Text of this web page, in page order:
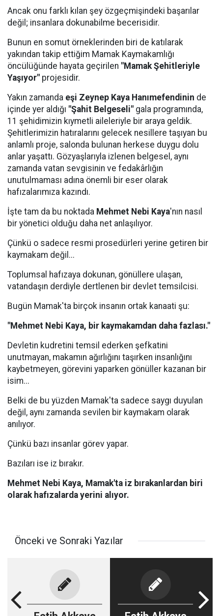
Ancak onu farklı kılan şey özgeçmişindeki başarılar
değil; insanlara dokunabilme becerisidir.
Bunun en somut örneklerinden biri de katılarak
yakından takip ettiğim Mamak Kaymakamlığı
öncülüğünde hayata geçirilen "Mamak Şehitleriyle
Yaşıyor" projesidir.
Yakın zamanda eşi Zeynep Kaya Hanımefendinin de
içinde yer aldığı "Şahit Belgeseli" gala programında,
11 şehidimizin kıymetli aileleriyle bir araya geldik.
Şehitlerimizin hatıralarını gelecek nesillere taşıyan bu
anlamlı proje, salonda bulunan herkese duygu dolu
anlar yaşattı. Gözyaşlarıyla izlenen belgesel, aynı
zamanda vatan sevgisinin ve fedakârlığın
unutulmaması adına önemli bir eser olarak
hafızalarımıza kazındı.
İşte tam da bu noktada Mehmet Nebi Kaya'nın nasıl
bir yönetici olduğu daha net anlaşılıyor.
Çünkü o sadece resmi prosedürleri yerine getiren bir
kaymakam değil...
Toplumsal hafızaya dokunan, gönüllere ulaşan,
vatandaşın derdiyle dertlenen bir devlet temsilcisi.
Bugün Mamak'ta birçok insanın ortak kanaati şu:
"Mehmet Nebi Kaya, bir kaymakamdan daha fazlası."
Devletin kudretini temsil ederken şefkatini
unutmayan, makamın ağırlığını taşırken insanlığını
kaybetmeyen, görevini yaparken gönüller kazanan bir
isim...
Belki de bu yüzden Mamak'ta sadece saygı duyulan
değil, aynı zamanda sevilen bir kaymakam olarak
anılıyor.
Çünkü bazı insanlar görev yapar.
Bazıları ise iz bırakır.
Mehmet Nebi Kaya, Mamak'ta iz bırakanlardan biri
olarak hafızalarda yerini alıyor.
Önceki ve Sonraki Yazılar